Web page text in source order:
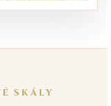
SKÁLY